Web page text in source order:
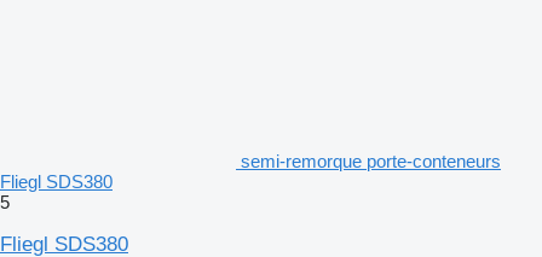
semi-remorque porte-conteneurs
Fliegl SDS380
5
Fliegl SDS380